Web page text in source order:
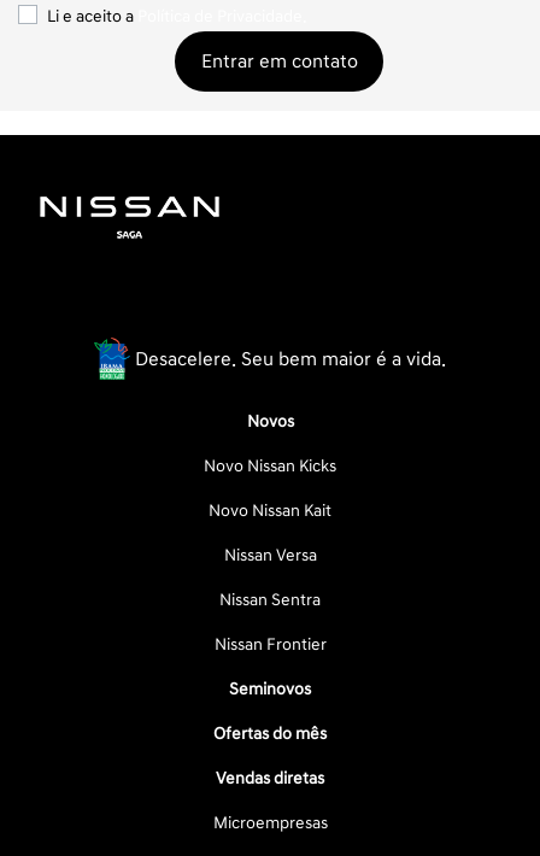
Li e aceito a
Entrar em contato
Desacelere. Seu bem maior é a vida.
Novos
Novo Nissan Kicks
Novo Nissan Kait
Nissan Versa
Nissan Sentra
Nissan Frontier
Seminovos
Ofertas do mês
Vendas diretas
Microempresas